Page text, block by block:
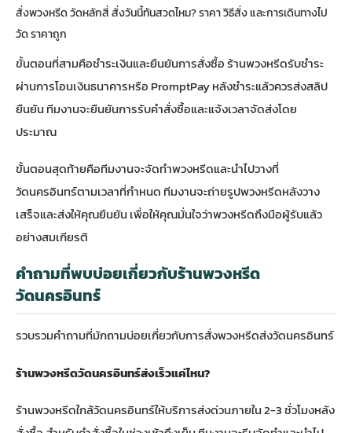
สั่งพวงหรีด วัดหลักสี่ สั่งวันนี้ทันสวดไหม? ราคา วิธีสั่ง และการเดินทางไป
วัด ราคาถูก
ขั้นตอนที่สามคือชำระเงินและยืนยันการสั่งซื้อ ร้านพวงหรีดรับชำระ
ผ่านการโอนเงินธนาคารหรือ PromptPay หลังชำระแล้วควรส่งสลิป
ยืนยัน ทีมงานจะยืนยันการรับคำสั่งซื้อและแจ้งเวลาจัดส่งโดย
ประมาณ
ขั้นตอนสุดท้ายคือทีมงานจะจัดทำพวงหรีดและนำไปวางที่
วัดนครอินทร์ตามเวลาที่กำหนด ทีมงานจะถ่ายรูปพวงหรีดหลังวาง
เสร็จและส่งให้คุณยืนยัน เพื่อให้คุณมั่นใจว่าพวงหรีดถึงมือผู้รับแล้ว
อย่างสมเกียรติ
คำถามที่พบบ่อยเกี่ยวกับร้านพวงหรีด
วัดนครอินทร์
รวบรวมคำถามที่มักถามบ่อยเกี่ยวกับการสั่งพวงหรีดส่งวัดนครอินทร์
ร้านพวงหรีดวัดนครอินทร์ส่งเร็วแค่ไหน?
ร้านพวงหรีดใกล้วัดนครอินทร์ให้บริการส่งด่วนภายใน 2-3 ชั่วโมงหลัง